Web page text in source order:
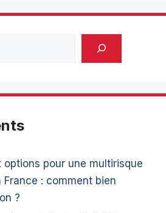
options pour une multirisque
: comment bien
?